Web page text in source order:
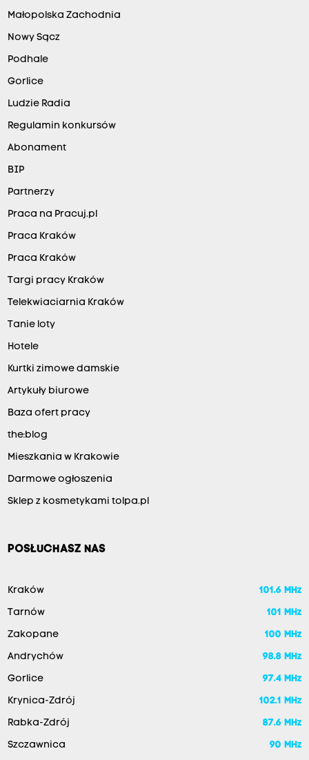
Małopolska Zachodnia
Nowy Sącz
Podhale
Gorlice
Ludzie Radia
Regulamin konkursów
Abonament
BIP
Partnerzy
Praca na Pracuj.pl
Praca Kraków
Praca Kraków
Targi pracy Kraków
Telekwiaciarnia Kraków
Tanie loty
Hotele
Kurtki zimowe damskie
Artykuły biurowe
Baza ofert pracy
the:blog
Mieszkania w Krakowie
Darmowe ogłoszenia
Sklep z kosmetykami tolpa.pl
POSŁUCHASZ NAS
Kraków 101.6 MHz
Tarnów 101 MHz
Zakopane 100 MHz
Andrychów 98.8 MHz
Gorlice 97.4 MHz
Krynica-Zdrój 102.1 MHz
Rabka-Zdrój 87.6 MHz
Szczawnica 90 MHz